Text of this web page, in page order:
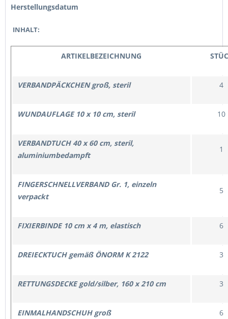
Herstellungsdatum
INHALT:
ARTIKELBEZEICHNUNG
VERBANDPÄCKCHEN groß, steril 4
WUNDAUFLAGE 10 x 10 cm, steril 10
VERBANDTUCH 40 x 60 cm, steril,
aluminiumbedampft
1
FINGERSCHNELLVERBAND Gr. 1, einzeln
verpackt
5
FIXIERBINDE 10 cm x 4 m, elastisch 6
DREIECKTUCH gemäß ÖNORM K 2122 3
RETTUNGSDECKE gold/silber, 160 x 210 cm 3
EINMALHANDSCHUH groß 6